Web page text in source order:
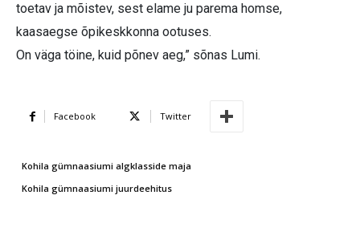
toetav ja mõistev, sest elame ju parema homse,
kaasaegse õpikeskkonna ootuses.
On väga töine, kuid põnev aeg,” sõnas Lumi.
Facebook Twitter
Kohila gümnaasiumi algklasside maja
Kohila gümnaasiumi juurdeehitus